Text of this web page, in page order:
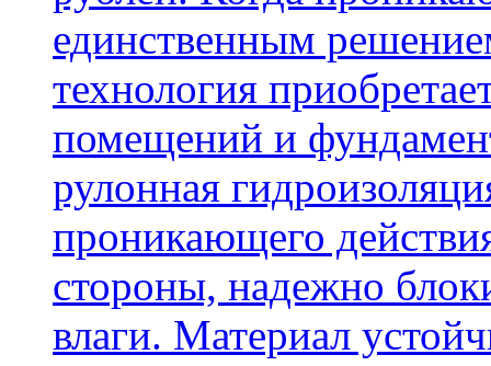
единственным
технология
помещений и
рулонная
проникающего
стороны, надежно
влаги. Материал